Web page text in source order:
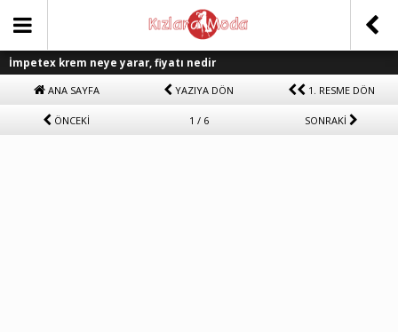
İmpetex krem neye yarar, fiyatı nedir
ANA SAYFA YAZIYA DÖN 1. RESME DÖN
ÖNCEKİ 1 / 6 SONRAKİ